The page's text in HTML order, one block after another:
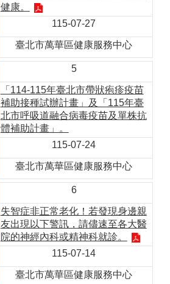
健康。
115-07-27
臺北市萬華區健康服務中心
5
「114-115年臺北市帶狀疱疹疫苗
補助接種試辦計畫」及「115年臺
北市呼吸道融合病毒疫苗及單株抗
體補助計畫」。
115-07-24
臺北市萬華區健康服務中心
6
失智症非正常老化！若發現身邊親
友出現以下警訊，請儘速至各大醫
院的神經內科或精神科就診。
115-07-14
臺北市萬華區健康服務中心